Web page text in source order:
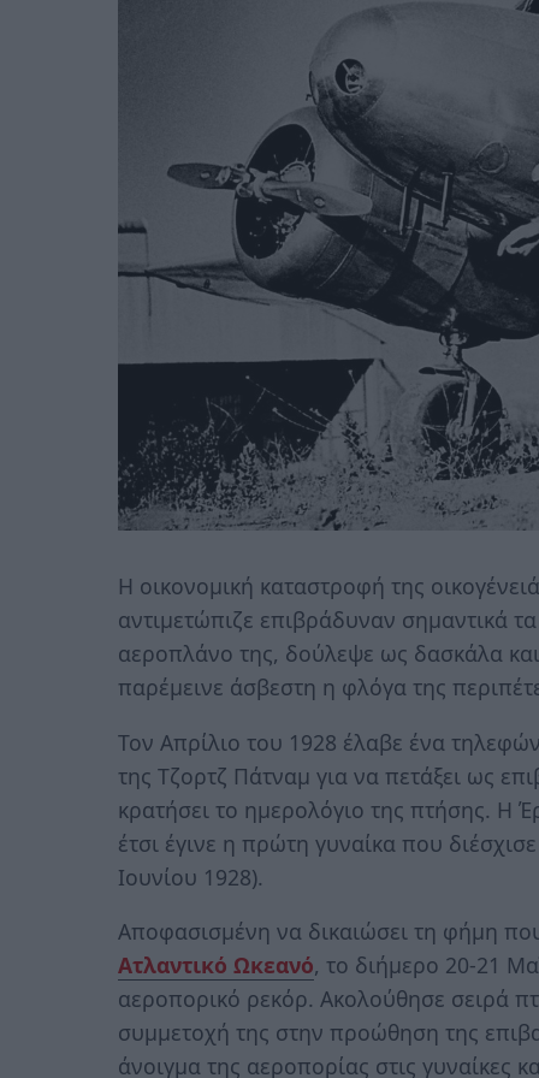
Η οικονομική καταστροφή της
αντιμετώπιζε επιβράδυναν σημαντικά
αεροπλάνο της, δούλεψε ως δασκάλα
παρέμεινε άσβεστη η φλόγα της
Τον Απρίλιο του 1928 έλαβε ένα
της Τζορτζ Πάτναμ για να πετάξει ως
κρατήσει το ημερολόγιο της πτήσης. Η
έτσι έγινε η πρώτη γυναίκα που
Ιουνίου 1928).
Αποφασισμένη να δικαιώσει τη φήμη
Ατλαντικό Ωκεανό, το διήμερο 20-21
αεροπορικό ρεκόρ. Ακολούθησε σειρά
συμμετοχή της στην προώθηση της
άνοιγμα της αεροπορίας στις γυναίκες